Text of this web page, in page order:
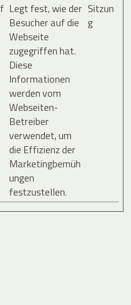
Legt fest, wie der
Besucher auf die
Webseite
zugegriffen hat.
Diese
Informationen
werden vom
Webseiten-
Betreiber
verwendet, um
die Effizienz der
Marketingbemüh
ungen
festzustellen.
Sitzun
g